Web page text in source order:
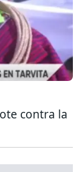
contra la